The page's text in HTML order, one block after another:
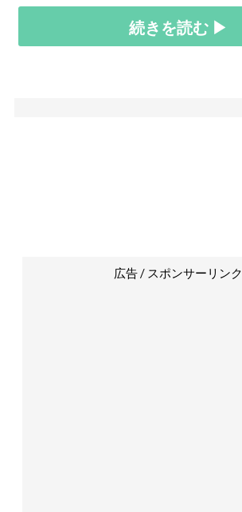
続きを読む ▶
広告 / スポンサーリンク